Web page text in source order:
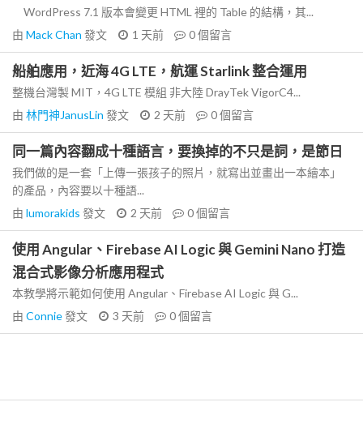
WordPress 7.1 版本會變更 HTML 裡的 Table 的結構，其...
由 Mack Chan 發文 1 天前 0個留言
船舶應用，近海 4G LTE，航運 Starlink 整合運用
整機台灣製 MIT，4G LTE 模組 非大陸 DrayTek VigorC4...
由 林門神JanusLin 發文 2 天前 0個留言
同一篇內容翻成十種語言，要換掉的不只是詞，是節日
我們做的是一套「上傳一張孩子的照片，就寫出並畫出一本繪本」
的產品，內容要以十種語...
由 lumorakids 發文 2 天前 0個留言
使用 Angular、Firebase AI Logic 與 Gemini Nano 打造
混合式影像分析應用程式
本教學將示範如何使用 Angular、Firebase AI Logic 與 G...
由 Connie發文 3 天前 0個留言